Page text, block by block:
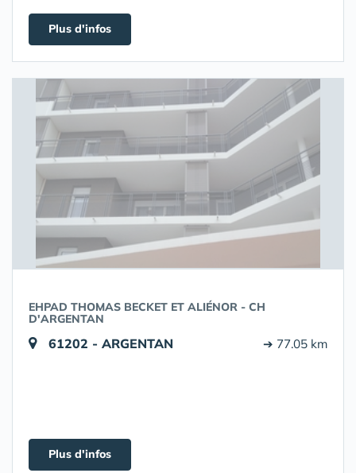
Plus d'infos
EHPAD THOMAS BECKET ET ALIÉNOR - CH
D'ARGENTAN
61202 - ARGENTAN ➔ 77.05 km
Plus d'infos